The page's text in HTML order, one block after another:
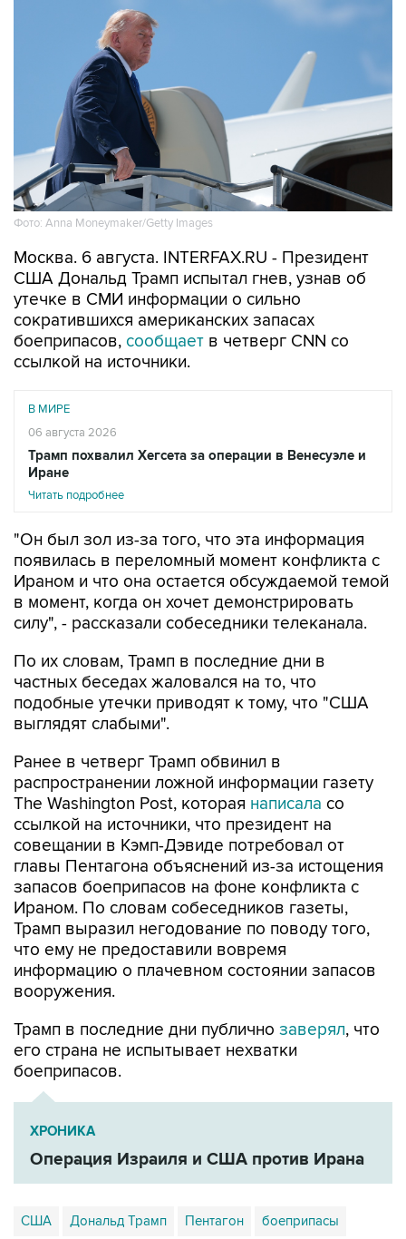
Фото: Anna Moneymaker/Getty Images
Москва. 6 августа. INTERFAX.RU - Президент
США Дональд Трамп испытал гнев, узнав об
утечке в СМИ информации о сильно
сократившихся американских запасах
боеприпасов, сообщает в четверг CNN со
ссылкой на источники.
В МИРЕ
06 августа 2026
Трамп похвалил Хегсета за операции в Венесуэле и
Иране
Читать подробнее
"Он был зол из-за того, что эта информация
появилась в переломный момент конфликта с
Ираном и что она остается обсуждаемой темой
в момент, когда он хочет демонстрировать
силу", - рассказали собеседники телеканала.
По их словам, Трамп в последние дни в
частных беседах жаловался на то, что
подобные утечки приводят к тому, что "США
выглядят слабыми".
Ранее в четверг Трамп обвинил в
распространении ложной информации газету
The Washington Post, которая написала со
ссылкой на источники, что президент на
совещании в Кэмп-Дэвиде потребовал от
главы Пентагона объяснений из-за истощения
запасов боеприпасов на фоне конфликта с
Ираном. По словам собеседников газеты,
Трамп выразил негодование по поводу того,
что ему не предоставили вовремя
информацию о плачевном состоянии запасов
вооружения.
Трамп в последние дни публично заверял, что
его страна не испытывает нехватки
боеприпасов.
ХРОНИКА
Операция Израиля и США против Ирана
США Дональд Трамп Пентагон боеприпасы